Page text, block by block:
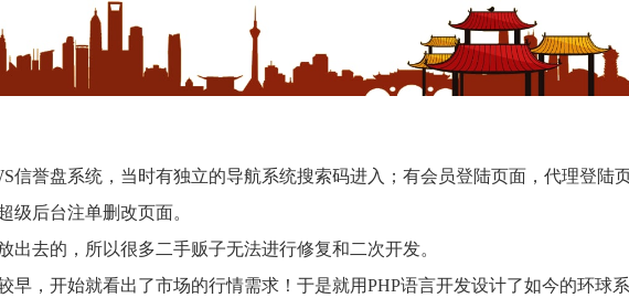
信誉盘系统，当时有独立的导航系统搜索码进入；有会员登陆页面，代理登陆
级后台注单删改页面。
出去的，所以很多二手贩子无法进行修复和二次开发。
早，开始就看出了市场的行情需求！于是就用PHP语言开发设计了如今的环球系